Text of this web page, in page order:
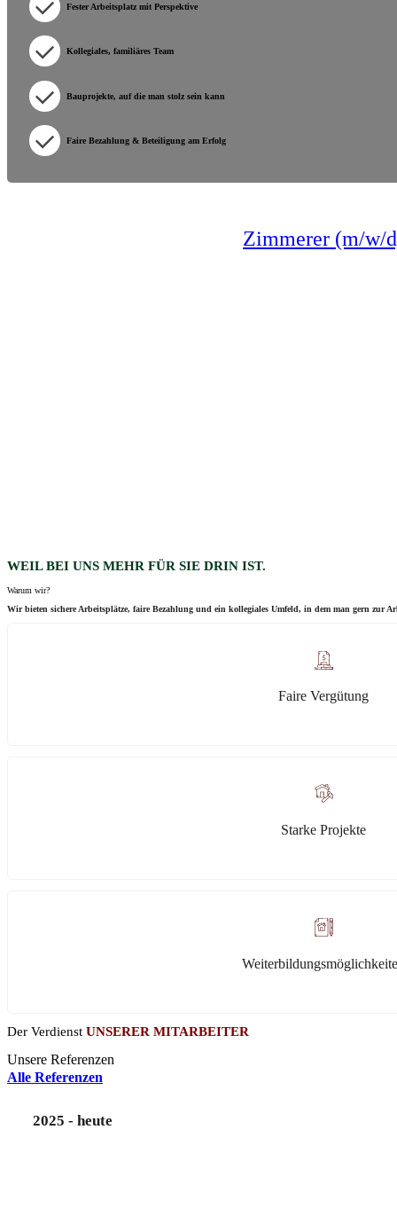
Fester Arbeitsplatz mit Perspektive
Kollegiales, familiäres Team
Bauprojekte, auf die man stolz sein kann
Faire Bezahlung & Beteiligung am Erfolg
Zimmerer (m/w/
WEIL BEI UNS MEHR FÜR SIE DRIN IST.
Warum wir?
Wir bieten sichere Arbeitsplätze, faire Bezahlung und ein kollegiales Umfeld, in dem man gern zur
Faire Vergütung
Starke Projekte
Der Verdienst UNSERER MITARBEITER
Unsere Referenzen
Alle Referenzen
2025 - heute